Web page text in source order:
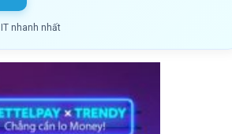
nhanh nhất